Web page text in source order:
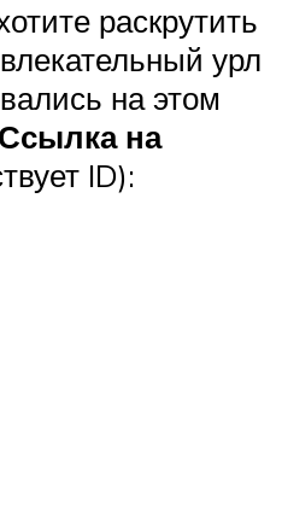
раскрутить
урл
на этом
на
ID):